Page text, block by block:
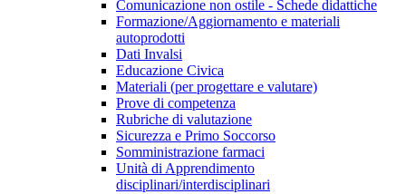
Comunicazione non ostile - Schede didattiche
Formazione/Aggiornamento e materiali
autoprodotti
Dati Invalsi
Educazione Civica
Materiali (per progettare e valutare)
Prove di competenza
Rubriche di valutazione
Sicurezza e Primo Soccorso
Somministrazione farmaci
Unità di Apprendimento
disciplinari/interdisciplinari